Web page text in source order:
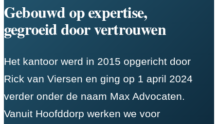
Gebouwd op expertise,
gegroeid door vertrouwen
Het kantoor werd in 2015 opgericht door
Rick van Viersen en ging op 1 april 2024
verder onder de naam Max Advocaten.
Vanuit Hoofddorp werken we voor